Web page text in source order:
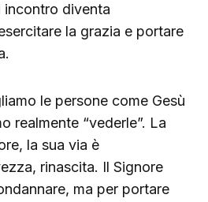
incontro diventa
la grazia e portare
le persone come Gesù
realmente “vederle”. La
la sua via è
rinascita. Il Signore
ma per portare